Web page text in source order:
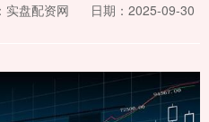
实盘配资网
日期：2025-09-30